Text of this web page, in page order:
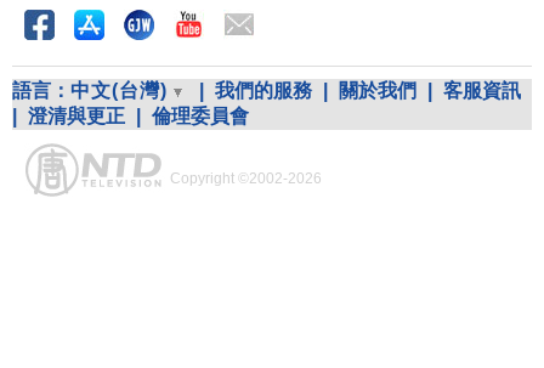
語言： 中文(台灣) 我們的服務 關於我們
客服資訊
澄清與更正 倫理委員會
Copyright ©2002-2026